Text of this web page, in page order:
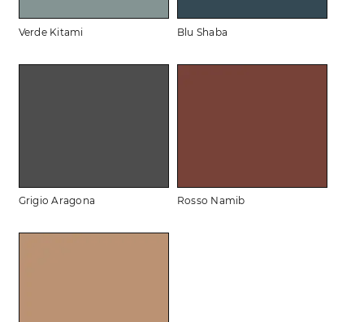
Verde Kitami Blu Shaba
Grigio Aragona Rosso Namib